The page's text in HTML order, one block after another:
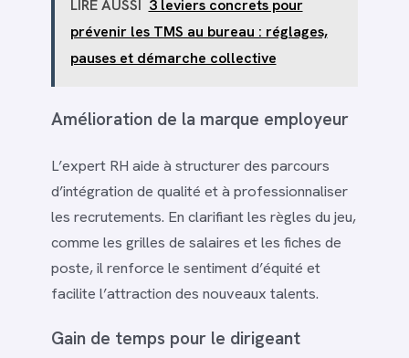
LIRE AUSSI
3 leviers concrets pour
prévenir les TMS au bureau : réglages,
pauses et démarche collective
Amélioration de la marque employeur
L’expert RH aide à structurer des parcours
d’intégration de qualité et à professionnaliser
les recrutements. En clarifiant les règles du jeu,
comme les grilles de salaires et les fiches de
poste, il renforce le sentiment d’équité et
facilite l’attraction des nouveaux talents.
Gain de temps pour le dirigeant